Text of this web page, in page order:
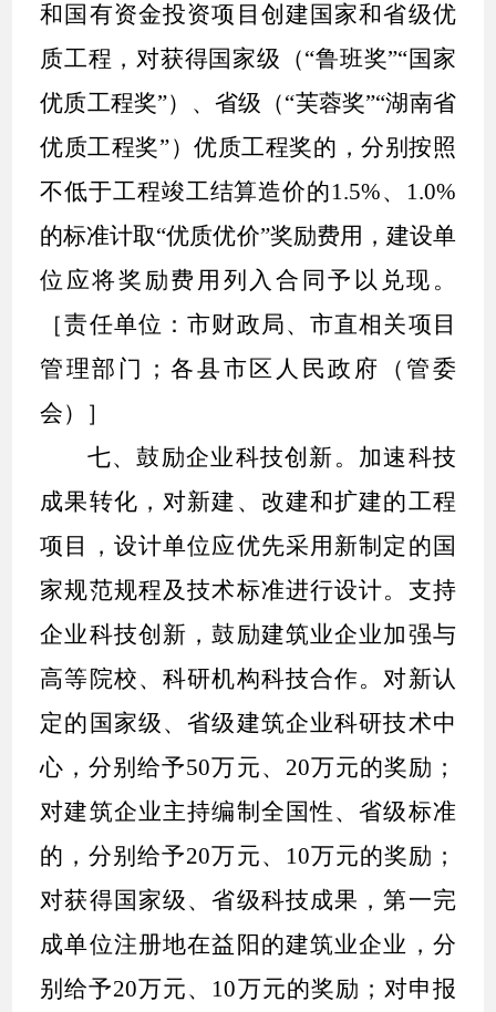
和国有资金投资项目创建国家和省级优
质工程，对获得国家级（“鲁班奖”“国家
优质工程奖”）、省级（“芙蓉奖”“湖南省
优质工程奖”）优质工程奖的，分别按照
不低于工程竣工结算造价的1.5%、 1.0%
的标准计取“优质优价”奖励费用，建设单
位应将奖励费用列入合同予以兑现。
［责任单位：市财政局、市直相关项目
管理部门；各县市区人民政府（管委
会）］
七、鼓励企业科技创新。 加速科技
成果转化，对新建、改建和扩建的工程
项目，设计单位应优先采用新制定的国
家规范规程及技术标准进行设计。支持
企业科技创新，鼓励建筑业企业加强与
高等院校、科研机构科技合作。对新认
定的国家级、省级建筑企业科研技术中
心，分别给予50万元、 20万元的奖励；
对建筑企业主持编制全国性、省级标准
的，分别给予20万元、 10万元的奖励；
对获得国家级、省级科技成果，第一完
成单位注册地在益阳的建筑业企业，分
别给予20万元、 10万元的奖励；对申报